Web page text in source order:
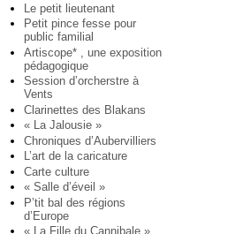
Le petit lieutenant
Petit pince fesse pour
public familial
Artiscope* , une exposition
pédagogique
Session d’orcherstre à
Vents
Clarinettes des Blakans
« La Jalousie »
Chroniques d’Aubervilliers
L’art de la caricature
Carte culture
« Salle d’éveil »
P’tit bal des régions
d’Europe
« La Fille du Cannibale »